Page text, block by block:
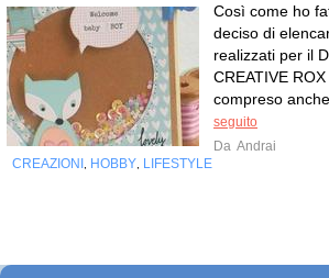
Così come ho
deciso di
realizzati per il
CREATIVE
compreso
seguito
Da Andrai
CREAZIONI
HOBBY LIFESTYLE